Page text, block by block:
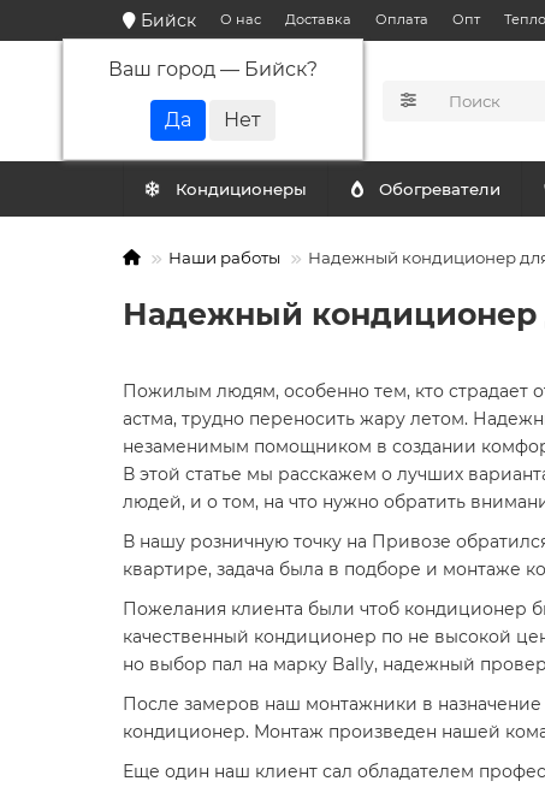
Бийск
Ваш город — Бийск?
О нас Доставка Оплата Опт
Кондиционеры Обогреватели
Наши работы Надежный кондиционер
Надежный кондиционер
Пожилым людям, особенно тем, кто страдает
астма, трудно переносить жару летом.
незаменимым помощником в создании
В этой статье мы расскажем о лучших
людей, и о том, на что нужно обратить
В нашу розничную точку на Привозе
квартире, задача была в подборе и монтаже
Пожелания клиента были чтоб кондиционер
качественный кондиционер по не высокой
но выбор пал на марку Bally, надежный
После замеров наш монтажники в
кондиционер. Монтаж произведен нашей
Еще один наш клиент сал обладателем